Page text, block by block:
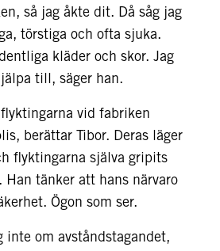
så jag åkte dit. Då såg jag
törstiga och ofta sjuka.
kläder och skor. Jag
till, säger han.
vid fabriken
berättar Tibor. Deras läger
flyktingarna själva gripits
tänker att hans närvaro
Ögon som ser.
inte om avståndstagandet,